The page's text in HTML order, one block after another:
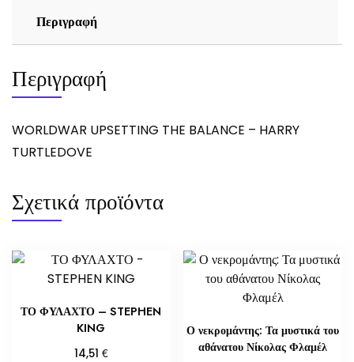
Περιγραφή
Περιγραφή
WORLDWAR UPSETTING THE BALANCE – HARRY
TURTLEDOVE
Σχετικά προϊόντα
ΤΟ ΦΥΛΑΧΤΟ – STEPHEN
KING
14,51 €
Ο νεκρομάντης: Τα μυστικά του
αθάνατου Νίκολας Φλαμέλ